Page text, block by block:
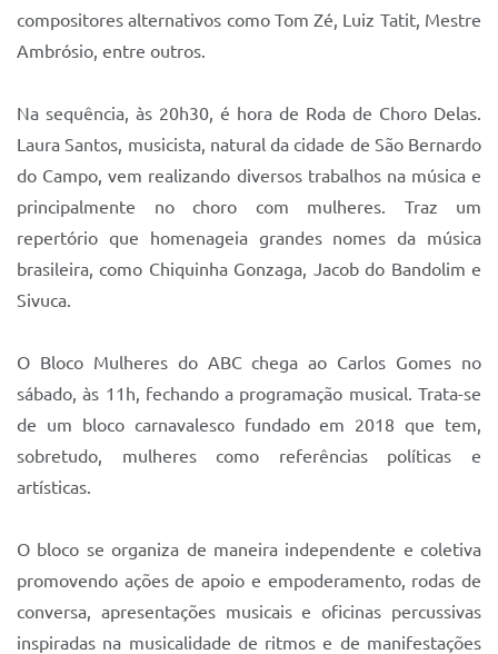
compositores alternativos como Tom Zé, Luiz Tatit, Mestre
Ambrósio, entre outros.
Na sequência, às 20h30, é hora de Roda de Choro Delas.
Laura Santos, musicista, natural da cidade de São Bernardo
do Campo, vem realizando diversos trabalhos na música e
principalmente no choro com mulheres. Traz um
repertório que homenageia grandes nomes da música
brasileira, como Chiquinha Gonzaga, Jacob do Bandolim e
Sivuca.
O Bloco Mulheres do ABC chega ao Carlos Gomes no
sábado, às 11h, fechando a programação musical. Trata-se
de um bloco carnavalesco fundado em 2018 que tem,
sobretudo, mulheres como referências políticas e
artísticas.
O bloco se organiza de maneira independente e coletiva
promovendo ações de apoio e empoderamento, rodas de
conversa, apresentações musicais e oficinas percussivas
inspiradas na musicalidade de ritmos e de manifestações